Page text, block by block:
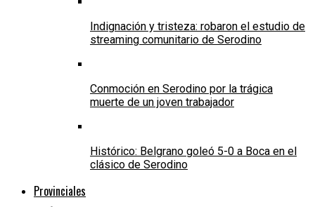
Indignación y tristeza: robaron el estudio de
streaming comunitario de Serodino
Conmoción en Serodino por la trágica
muerte de un joven trabajador
Histórico: Belgrano goleó 5-0 a Boca en el
clásico de Serodino
Provinciales